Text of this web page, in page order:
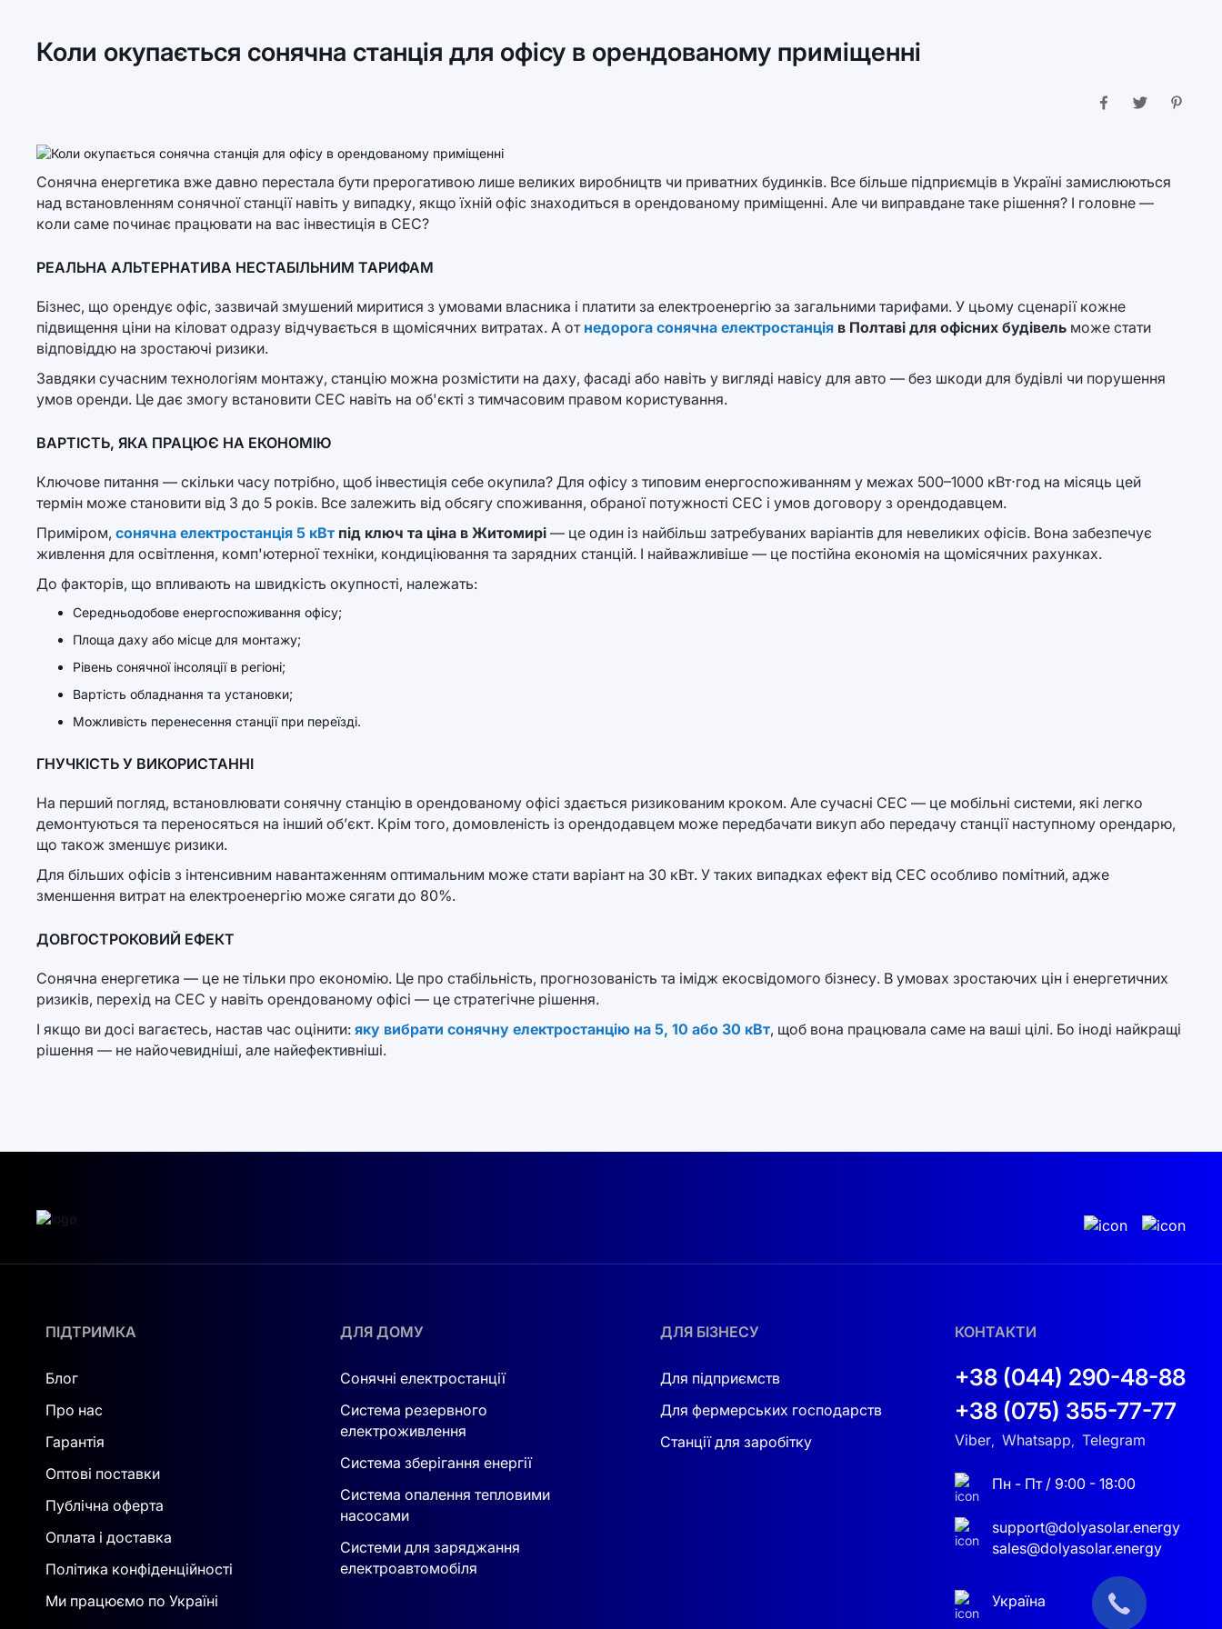
Коли окупається сонячна станція для офісу в орендованому приміщенні
Сонячна енергетика вже давно перестала бути прерогативою лише великих виробництв чи приватних будинків. Все більше підприємців в Україні замислюються
над встановленням сонячної станції навіть у випадку, якщо їхній офіс знаходиться в орендованому приміщенні. Але чи виправдане таке рішення? І головне —
коли саме починає працювати на вас інвестиція в СЕС?
РЕАЛЬНА АЛЬТЕРНАТИВА НЕСТАБІЛЬНИМ ТАРИФАМ
Бізнес, що орендує офіс, зазвичай змушений миритися з умовами власника і платити за електроенергію за загальними тарифами. У цьому сценарії кожне
підвищення ціни на кіловат одразу відчувається в щомісячних витратах. А от недорога сонячна електростанція в Полтаві для офісних будівель може стати
відповіддю на зростаючі ризики.
Завдяки сучасним технологіям монтажу, станцію можна розмістити на даху, фасаді або навіть у вигляді навісу для авто — без шкоди для будівлі чи порушення
умов оренди. Це дає змогу встановити СЕС навіть на об'єкті з тимчасовим правом користування.
ВАРТІСТЬ, ЯКА ПРАЦЮЄ НА ЕКОНОМІЮ
Ключове питання — скільки часу потрібно, щоб інвестиція себе окупила? Для офісу з типовим енергоспоживанням у межах 500–1000 кВт⋅год на місяць цей
термін може становити від 3 до 5 років. Все залежить від обсягу споживання, обраної потужності СЕС і умов договору з орендодавцем.
Приміром, сонячна електростанція 5 кВт під ключ та ціна в Житомирі — це один із найбільш затребуваних варіантів для невеликих офісів. Вона забезпечує
живлення для освітлення, комп'ютерної техніки, кондиціювання та зарядних станцій. І найважливіше — це постійна економія на щомісячних рахунках.
До факторів, що впливають на швидкість окупності, належать:
Середньодобове енергоспоживання офісу;
Площа даху або місце для монтажу;
Рівень сонячної інсоляції в регіоні;
Вартість обладнання та установки;
Можливість перенесення станції при переїзді.
ГНУЧКІСТЬ У ВИКОРИСТАННІ
На перший погляд, встановлювати сонячну станцію в орендованому офісі здається ризикованим кроком. Але сучасні СЕС — це мобільні системи, які легко
демонтуються та переносяться на інший об’єкт. Крім того, домовленість із орендодавцем може передбачати викуп або передачу станції наступному орендарю,
що також зменшує ризики.
Для більших офісів з інтенсивним навантаженням оптимальним може стати варіант на 30 кВт. У таких випадках ефект від СЕС особливо помітний, адже
зменшення витрат на електроенергію може сягати до 80%.
ДОВГОСТРОКОВИЙ ЕФЕКТ
Сонячна енергетика — це не тільки про економію. Це про стабільність, прогнозованість та імідж екосвідомого бізнесу. В умовах зростаючих цін і енергетичних
ризиків, перехід на СЕС у навіть орендованому офісі — це стратегічне рішення.
І якщо ви досі вагаєтесь, настав час оцінити: яку вибрати сонячну електростанцію на 5, 10 або 30 кВт, щоб вона працювала саме на ваші цілі. Бо іноді найкращі
рішення — не найочевидніші, але найефективніші.
ПІДТРИМКА
Блог
Про нас
Гарантія
Оптові поставки
Публічна оферта
Оплата і доставка
Політика конфіденційності
Ми працюємо по Україні
ДЛЯ ДОМУ
Сонячні електростанції
Система резервного
електроживлення
Система зберігання енергії
Система опалення тепловими
насосами
Системи для заряджання
електроавтомобіля
ДЛЯ БІЗНЕСУ
Для підприємств
Для фермерських господарств
Станції для заробітку
КОНТАКТИ
+38 (044) 290-48-88
+38 (075) 355-77-77
Viber, Whatsapp, Telegram
Пн - Пт / 9:00 - 18:00
support@dolyasolar.energy
sales@dolyasolar.energy
Україна